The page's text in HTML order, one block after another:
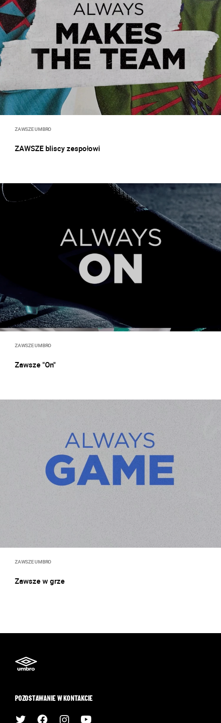
ZAWSZE UMBRO
ZAWSZE bliscy zespołowi
ZAWSZE UMBRO
Zawsze "On"
ZAWSZE UMBRO
Zawsze w grze
POZOSTAWANIE W KONTAKCIE